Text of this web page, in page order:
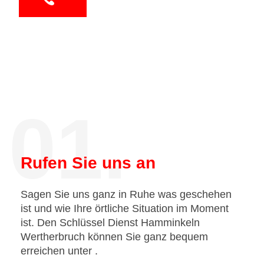
01.
Rufen Sie uns an
Sagen Sie uns ganz in Ruhe was geschehen
ist und wie Ihre örtliche Situation im Moment
ist. Den Schlüssel Dienst Hamminkeln
Wertherbruch können Sie ganz bequem
erreichen unter .